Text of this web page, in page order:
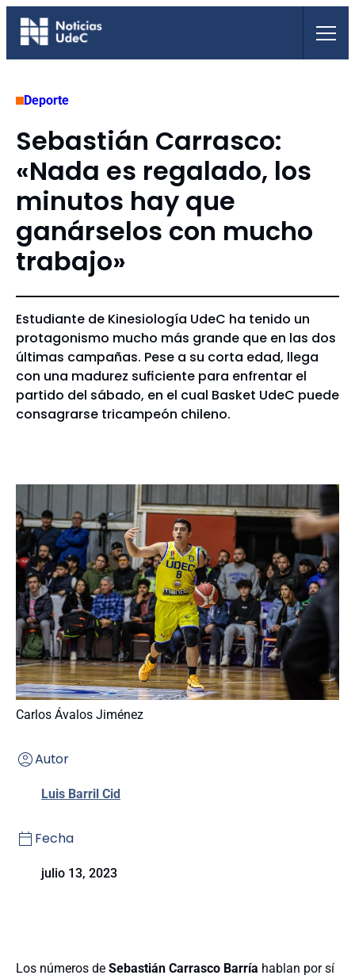
Saltar
Deporte
Sebastián Carrasco:
«Nada es regalado, los
minutos hay que
ganárselos con mucho
trabajo»
Estudiante de Kinesiología UdeC ha tenido un
protagonismo mucho más grande que en las dos
últimas campañas. Pese a su corta edad, llega
con una madurez suficiente para enfrentar el
partido del sábado, en el cual Basket UdeC puede
consagrarse tricampeón chileno.
Carlos Ávalos Jiménez
Autor
Luis Barril Cid
Fecha
julio 13, 2023
Los números de Sebastián Carrasco Barría hablan por sí